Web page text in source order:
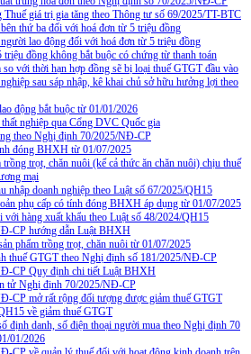
giá trị gia tăng theo Thông tư số 69/2025/TT-BTC
thứ ba đối với hoá đơn từ 5 triệu đồng
lao động đối với hoá đơn từ 5 triệu đồng
triệu đồng không bắt buộc có chứng từ thanh toán
so với thời hạn hợp đồng sẽ bị loại thuế GTGT đầu vào
sau sáp nhập, kê khai chủ sở hữu hưởng lợi theo
động bắt buộc từ 01/01/2026
nghiệp qua Cổng DVC Quốc gia
theo Nghị định 70/2025/NĐ-CP
đóng BHXH từ 01/07/2025
trọt, chăn nuôi (kể cả thức ăn chăn nuôi) chịu thuế
mại
nhập doanh nghiệp theo Luật số 67/2025/QH15
phụ cấp có tính đóng BHXH áp dụng từ 01/07/2025
hàng xuất khẩu theo Luật số 48/2024/QH15
CP hướng dẫn Luật BHXH
phẩm trồng trọt, chăn nuôi từ 01/07/2025
thuế GTGT theo Nghị định số 181/2025/NĐ-CP
CP Quy định chi tiết Luật BHXH
tử Nghị định 70/2025/NĐ-CP
CP mở rất rộng đối tượng được giảm thuế GTGT
về giảm thuế GTGT
định danh, số điện thoại người mua theo Nghị định 70
01/2026